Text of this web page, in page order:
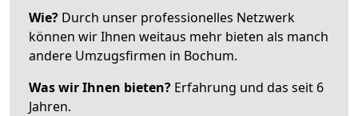
Wie? Durch unser professionelles Netzwerk
können wir Ihnen weitaus mehr bieten als manch
andere Umzugsfirmen in Bochum.
Was wir Ihnen bieten? Erfahrung und das seit 6
Jahren.